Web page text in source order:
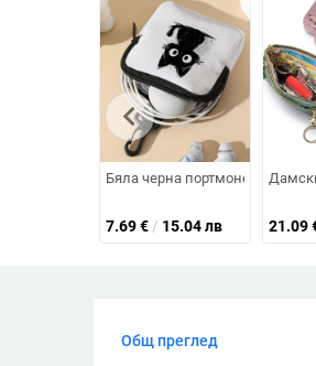
Бяла черна портмоне за
7.69€ / 15.04 лв 21.09
chevron_left
Общ преглед